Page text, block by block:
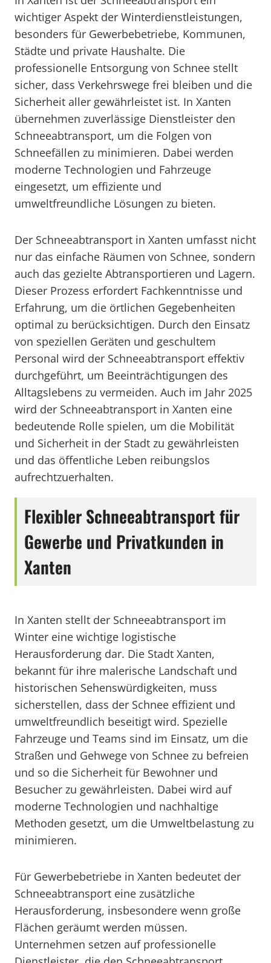
wichtiger Aspekt der Winterdienstleistungen,
besonders für Gewerbebetriebe, Kommunen,
Städte und private Haushalte. Die
professionelle Entsorgung von Schnee stellt
sicher, dass Verkehrswege frei bleiben und die
Sicherheit aller gewährleistet ist. In Xanten
übernehmen zuverlässige Dienstleister den
Schneeabtransport, um die Folgen von
Schneefällen zu minimieren. Dabei werden
moderne Technologien und Fahrzeuge
eingesetzt, um effiziente und
umweltfreundliche Lösungen zu bieten.
Der Schneeabtransport in Xanten umfasst nicht
nur das einfache Räumen von Schnee, sondern
auch das gezielte Abtransportieren und Lagern.
Dieser Prozess erfordert Fachkenntnisse und
Erfahrung, um die örtlichen Gegebenheiten
optimal zu berücksichtigen. Durch den Einsatz
von speziellen Geräten und geschultem
Personal wird der Schneeabtransport effektiv
durchgeführt, um Beeinträchtigungen des
Alltagslebens zu vermeiden. Auch im Jahr 2025
wird der Schneeabtransport in Xanten eine
bedeutende Rolle spielen, um die Mobilität
und Sicherheit in der Stadt zu gewährleisten
und das öffentliche Leben reibungslos
aufrechtzuerhalten.
Flexibler Schneeabtransport für
Gewerbe und Privatkunden in
Xanten
In Xanten stellt der Schneeabtransport im
Winter eine wichtige logistische
Herausforderung dar. Die Stadt Xanten,
bekannt für ihre malerische Landschaft und
historischen Sehenswürdigkeiten, muss
sicherstellen, dass der Schnee effizient und
umweltfreundlich beseitigt wird. Spezielle
Fahrzeuge und Teams sind im Einsatz, um die
Straßen und Gehwege von Schnee zu befreien
und so die Sicherheit für Bewohner und
Besucher zu gewährleisten. Dabei wird auf
moderne Technologien und nachhaltige
Methoden gesetzt, um die Umweltbelastung zu
minimieren.
Für Gewerbebetriebe in Xanten bedeutet der
Schneeabtransport eine zusätzliche
Herausforderung, insbesondere wenn große
Flächen geräumt werden müssen.
Unternehmen setzen auf professionelle